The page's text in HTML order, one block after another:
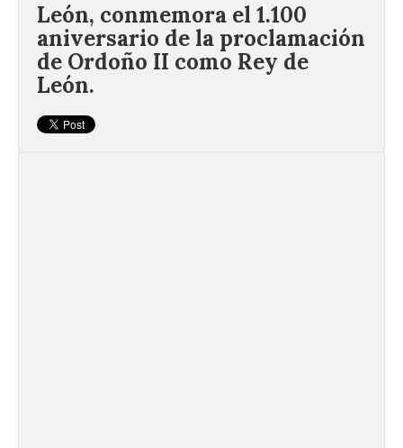
León, conmemora el 1.100
aniversario de la proclamación
de Ordoño II como Rey de
León.